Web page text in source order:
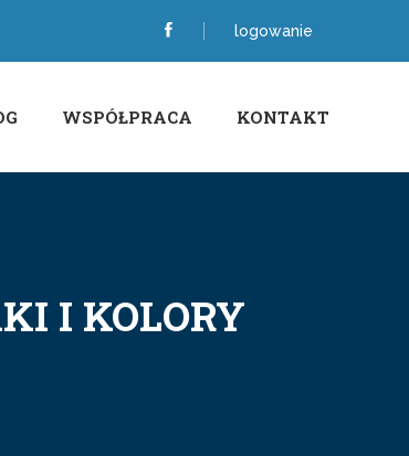
logowanie
WSPÓŁPRACA KONTAKT
I KOLORY